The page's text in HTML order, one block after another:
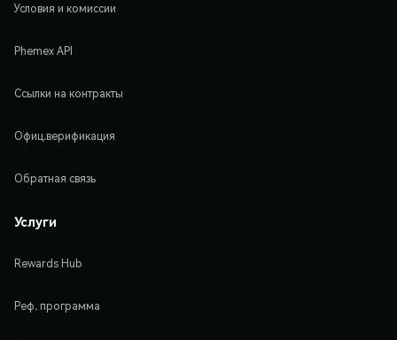
Условия и комиссии
Phemex API
Ссылки на контракты
Офиц.верификация
Обратная связь
Услуги
Rewards Hub
Реф. программа